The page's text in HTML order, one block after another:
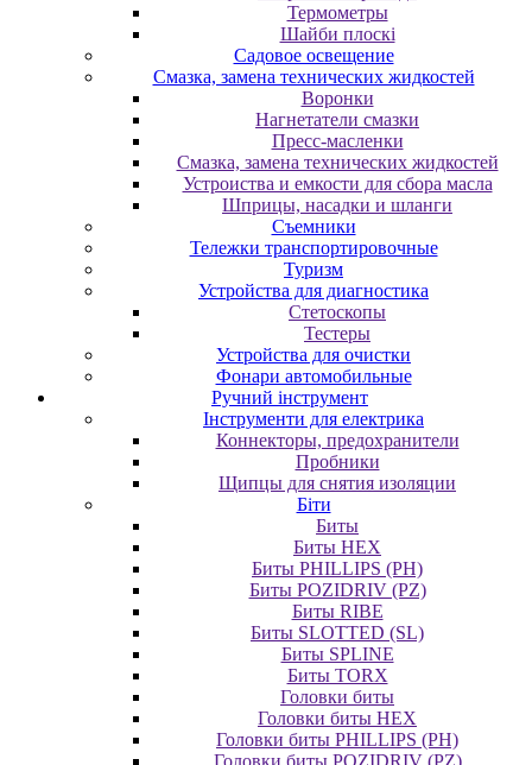
Термометры
Шайби плоскі
Садовое освещение
Смазка, замена технических жидкостей
Воронки
Нагнетатели смазки
Пресс-масленки
Смазка, замена технических жидкостей
Устроиства и емкости для сбора масла
Шприцы, насадки и шланги
Съемники
Тележки транспортировочные
Туризм
Устройства для диагностика
Стетоскопы
Тестеры
Устройства для очистки
Фонари автомобильные
Ручний інструмент
Інструменти для електрика
Коннекторы, предохранители
Пробники
Щипцы для снятия изоляции
Біти
Биты
Биты HEX
Биты PHILLIPS (PH)
Биты POZIDRIV (PZ)
Биты RIBE
Биты SLOTTED (SL)
Биты SPLINE
Биты TORX
Головки биты
Головки биты HEX
Головки биты PHILLIPS (PH)
Головки биты POZIDRIV (PZ)